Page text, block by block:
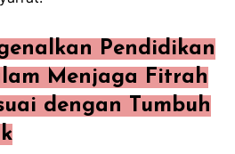
Pendidikan
Menjaga Fitrah
dengan Tumbuh